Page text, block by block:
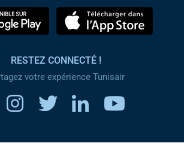
RESTEZ CONNECTÉ !
votre expérience Tunisair